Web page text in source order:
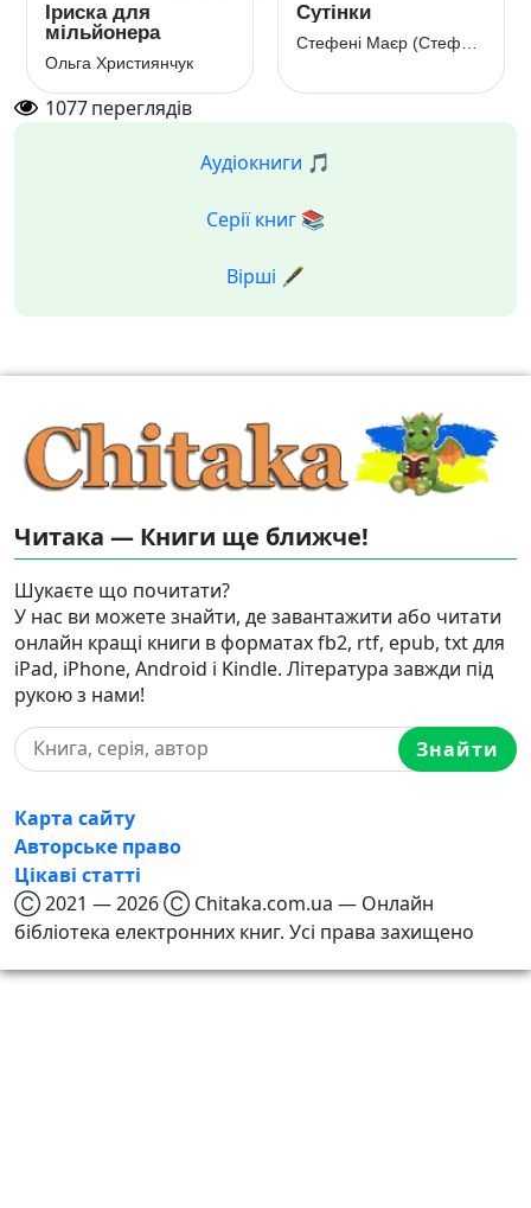
Іриска для
мільйонера
Ольга Християнчук
Сутінки
1077переглядів
Аудіокниги 🎵
Серії книг 📚
Вірші 🖋️
Читака — Книги ще ближче!
Шукаєте що почитати?
У нас ви можете знайти, де завантажити або читати
онлайн кращі книги в форматах fb2, rtf, epub, txt для
iPad, iPhone, Android і Kindle. Література завжди під
рукою з нами!
Знайти
Карта сайту
Авторське право
Цікаві статті
Ⓒ 2021 — 2026 Ⓒ Chitaka.com.ua — Онлайн
бібліотека електронних книг. Усі права захищено